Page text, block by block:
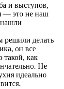
и выступов,
— это не наш
решили делать
он все
такой, как
Не
идеально